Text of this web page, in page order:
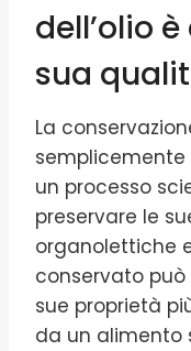
dell’olio
sua
La
un processo
preservare le
organolettiche
conservato
sue proprietà
da un alimento